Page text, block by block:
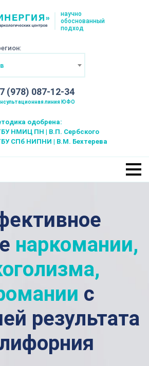
научно
обоснованный
подход
(978) 087-12-34
линия ЮФО
одобрена:
НМИЦ ПН | В.П. Сербского
СПб НИПНИ | В.М. Бехтерева
наркомании,
с
результата